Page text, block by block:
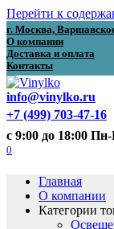
Перейти к
г. Москва,
О компании
Доставка и оплата
Контакты
info@vinylko.ru
+7 (499) 703-47-16
с 9:00 до 18:00
0
Главная
О компании
Категории